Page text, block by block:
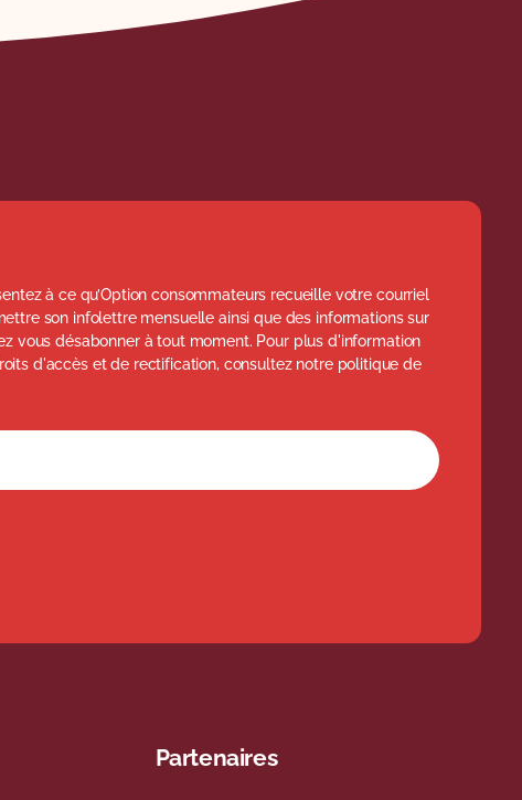
à ce qu’Option consommateurs recueille votre courriel
son infolettre mensuelle ainsi que des informations sur
vous désabonner à tout moment. Pour plus d'information
d'accès et de rectification, consultez notre politique de
à l'infolettre
Partenaires